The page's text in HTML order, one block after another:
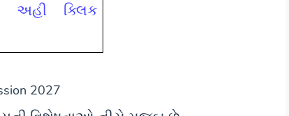
અહી ક્લિક
2027